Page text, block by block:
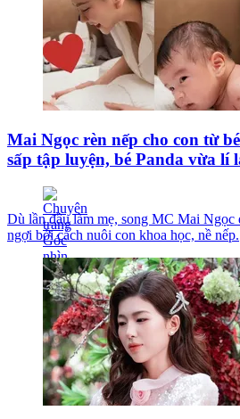
Mai Ngọc rèn nếp cho con từ
sấp tập luyện, bé Panda vừa lí
Dù lần đầu làm mẹ, song MC Mai Ngọc
ngợi bởi cách nuôi con khoa học, nề nếp.